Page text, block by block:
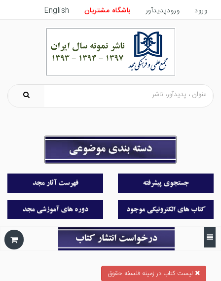
ورود ورودپدیدآور باشگاه مشتریان English
ليست كتاب در زمينه فلسفه حقوق